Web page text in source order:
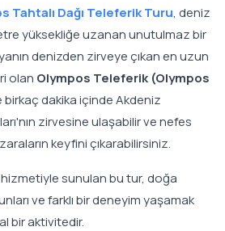
Tahtalı Dağı Teleferik Turu, deniz
yüksekliğe uzanan unutulmaz bir
denizden zirveye çıkan en uzun
olan Olympos Teleferik (Olympos
dakika içinde Akdeniz
zirvesine ulaşabilir ve nefes
keyfini çıkarabilirsiniz.
hizmetiyle sunulan bu tur, doğa
ve farklı bir deneyim yaşamak
bir aktivitedir.